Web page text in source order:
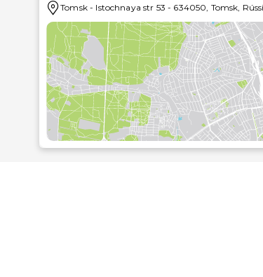
continentais diariamente entre as 7:00 e
um business center, uma receção
Tomsk? Este hotel dispõe de uma área
para conferências. Poderá solicitar
local..As distâncias são apresentadas à
Museu Zoológico da Universidade de
Museu de Arqueologia e Etnografia da
Museu de História da Universidade de
Museu de Cultura da Universidade de
Museu Mineralógico - 0,5 km/0,3 mi
Museu de Paleontologia da Universidade
Museu Regional das Tradições Populares
Tomsk- Istochnaya str 53 - 634050, Tomsk,